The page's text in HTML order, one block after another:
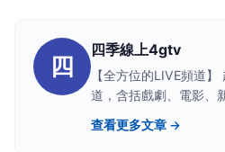
四
四季線上4gtv
【全方位的LIVE頻道
道，含括戲劇、電影、
特攝、生活旅遊、時尚
藝、現場直擊等各式節
查看更多文章 →